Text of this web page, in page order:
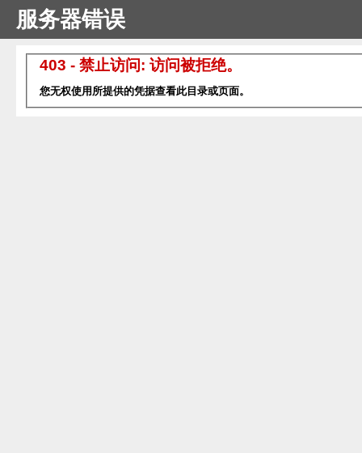
服务器错误
403 - 禁止访问: 访问被拒绝。
您无权使用所提供的凭据查看此目录或页面。